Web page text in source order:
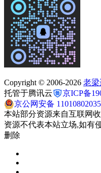
Copyright © 2006-2026 老梁
托管于腾讯云
京ICP备
京公网安备
本站部分资源来自互联网
资源不代表本站立场,如有
删除